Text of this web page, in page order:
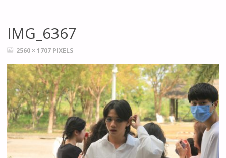
IMG_6367
FULL2560 × 1707 PIXELS